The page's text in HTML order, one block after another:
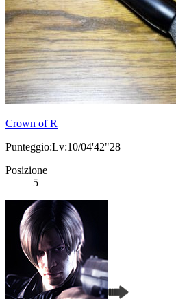
Crown of R
Punteggio:Lv:10/04'42"28
Posizione
5